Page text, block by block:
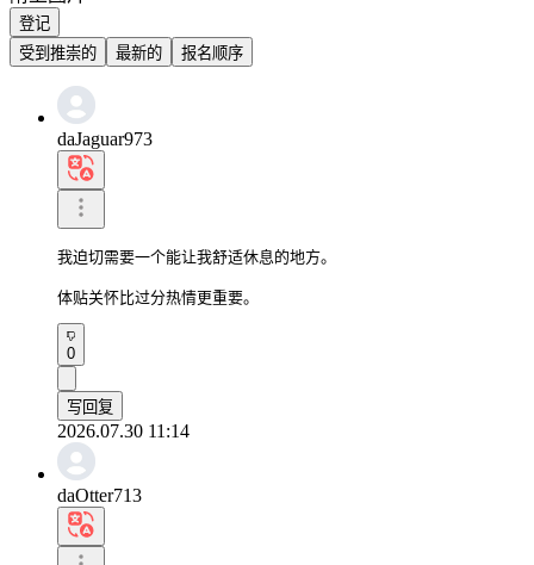
登记
受到推崇的
最新的 报名顺序
daJaguar973
我迫切需要一个能让我舒适休息的地方。
体贴关怀比过分热情更重要。
0
写回复
2026.07.30 11:14
daOtter713